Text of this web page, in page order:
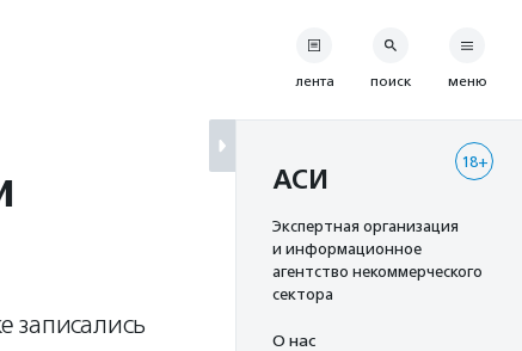
записались
лента поиск меню
18+
АСИ
Экспертная организация
и информационное
агентство некоммерческого
сектора
О нас